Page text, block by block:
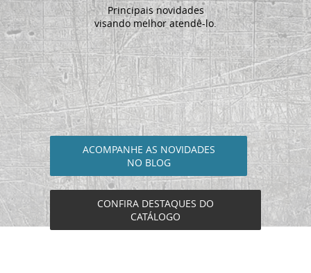
Principais novidades
visando melhor atendê-lo.
ACOMPANHE AS NOVIDADES
NO BLOG
CONFIRA DESTAQUES DO
CATÁLOGO